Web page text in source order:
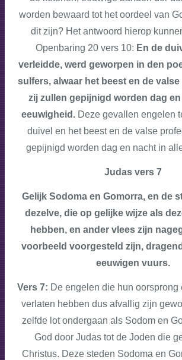
worden bewaard tot het oordeel van
dit zijn? Het antwoord hierop
Openbaring 20 vers 10: En de
verleidde, werd geworpen in den
sulfers, alwaar het beest en de
zij zullen gepijnigd worden dag
eeuwigheid. Deze gevallen engelen
duivel en het beest en de valse
gepijnigd worden dag en nacht in
Judas vers 7
Gelijk Sodoma en Gomorra, en de
dezelve, die op gelijke wijze als
hebben, en ander vlees zijn
voorbeeld voorgesteld zijn,
eeuwigen vuurs.
Vers 7: De engelen die hun oorsprong
verlaten hebben dus afvallig zijn
zelfde lot ondergaan als Sodom en
God door Judas tot de Joden die
Christus. Deze steden Sodoma en